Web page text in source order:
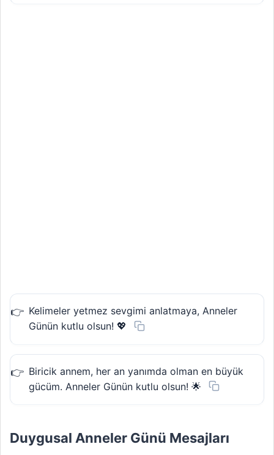
Kelimeler yetmez sevgimi anlatmaya, Anneler
Günün kutlu olsun! 💖
Biricik annem, her an yanımda olman en büyük
gücüm. Anneler Günün kutlu olsun! 🌟
Duygusal Anneler Günü Mesajları